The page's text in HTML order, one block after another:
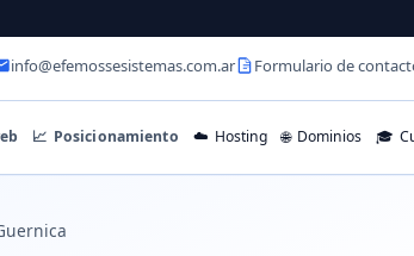
info@efemossesistemas.com.ar Formulario de
📈 Posicionamiento ☁️ Hosting 🌐 Dominios 🎓